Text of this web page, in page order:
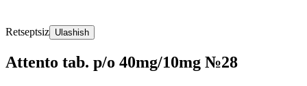
Retseptsiz Ulashish
Attento tab. p/o 40mg/10mg №28